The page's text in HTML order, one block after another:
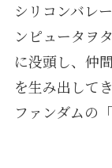
シリコンバレ
ンピュータヲ
に没頭し、仲
を生み出して
ファンダムの